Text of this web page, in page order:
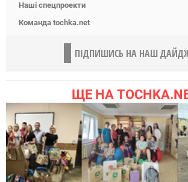
Наші спецпроекти
Команда tochka.net
ПІДПИШИСЬ НА НАШ
ЩЕ НА